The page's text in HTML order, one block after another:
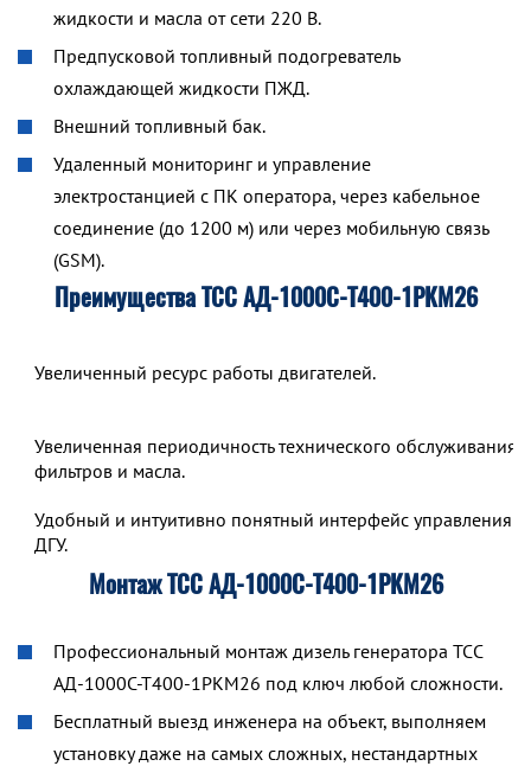
жидкости и масла от сети 220 В.
Предпусковой топливный подогреватель
охлаждающей жидкости ПЖД.
Внешний топливный бак.
Удаленный мониторинг и управление
электростанцией с ПК оператора, через кабельное
соединение (до 1200 м) или через мобильную связь
(GSM).
Преимущества ТСС АД-1000С-Т400-1РКМ26
Увеличенный ресурс работы двигателей.
Увеличенная периодичность технического обслуживания,
фильтров и масла.
Удобный и интуитивно понятный интерфейс управления
ДГУ.
Монтаж ТСС АД-1000С-Т400-1РКМ26
Профессиональный монтаж дизель генератора ТСС
АД-1000С-Т400-1РКМ26 под ключ любой сложности.
Бесплатный выезд инженера на объект, выполняем
установку даже на самых сложных, нестандартных